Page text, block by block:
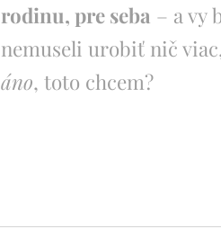
rodinu, pre seba – a vy
nemuseli urobiť nič
áno, toto chcem?